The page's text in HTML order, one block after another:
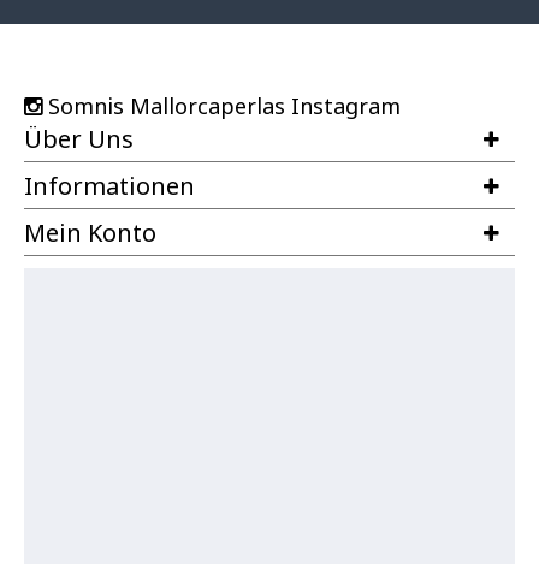
Somnis Mallorcaperlas Instagram
Über Uns
Informationen
Mein Konto